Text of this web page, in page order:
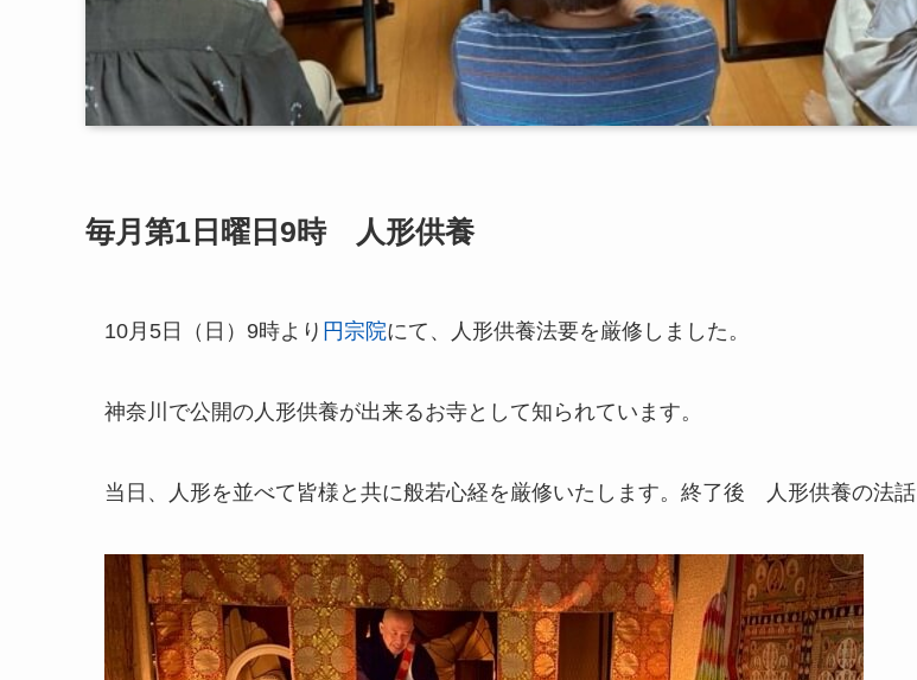
毎月第1日曜日9時 人形供養
10月5日（日）9時より 円宗院にて、人形供養法要を厳修しました。
神奈川で公開の人形供養が出来るお寺として知られています。
当日、人形を並べて皆様と共に般若心経を厳修いたします。終了後 人形供養の法話